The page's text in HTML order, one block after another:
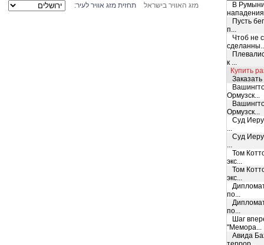
В
Пусть
п...
Чтоб не
к ...
Купить
Ормузск...
Ормузск...
Суд
...
Суд
...
Том
экс...
Том
экс...
по...
по...
Шаг
"Мемора...
Авида
תחזית מזג אוויר לעיר: מזג האוויר בישראל